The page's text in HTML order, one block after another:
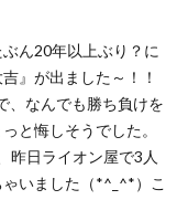
ん20年以上ぶり？に
』が出ました～！！
、なんでも勝ち負けを
と悔しそうでした。
昨日ライオン屋で3人
いました（*^_^*）こ